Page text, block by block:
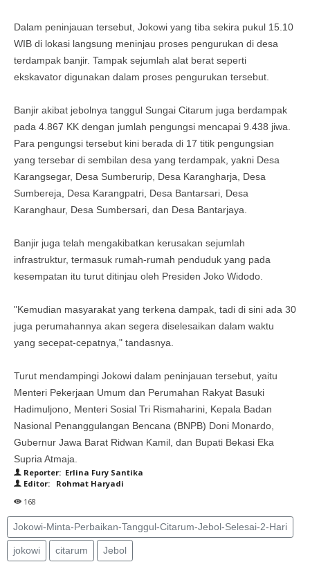
Dalam peninjauan tersebut, Jokowi yang tiba sekira pukul 15.10
WIB di lokasi langsung meninjau proses pengurukan di desa
terdampak banjir. Tampak sejumlah alat berat seperti
ekskavator digunakan dalam proses pengurukan tersebut.
Banjir akibat jebolnya tanggul Sungai Citarum juga berdampak
pada 4.867 KK dengan jumlah pengungsi mencapai 9.438 jiwa.
Para pengungsi tersebut kini berada di 17 titik pengungsian
yang tersebar di sembilan desa yang terdampak, yakni Desa
Karangsegar, Desa Sumberurip, Desa Karangharja, Desa
Sumbereja, Desa Karangpatri, Desa Bantarsari, Desa
Karanghaur, Desa Sumbersari, dan Desa Bantarjaya.
Banjir juga telah mengakibatkan kerusakan sejumlah
infrastruktur, termasuk rumah-rumah penduduk yang pada
kesempatan itu turut ditinjau oleh Presiden Joko Widodo.
"Kemudian masyarakat yang terkena dampak, tadi di sini ada 30
juga perumahannya akan segera diselesaikan dalam waktu
yang secepat-cepatnya," tandasnya.
Turut mendampingi Jokowi dalam peninjauan tersebut, yaitu
Menteri Pekerjaan Umum dan Perumahan Rakyat Basuki
Hadimuljono, Menteri Sosial Tri Rismaharini, Kepala Badan
Nasional Penanggulangan Bencana (BNPB) Doni Monardo,
Gubernur Jawa Barat Ridwan Kamil, dan Bupati Bekasi Eka
Supria Atmaja.
Reporter: Erlina Fury Santika
Editor: Rohmat Haryadi
168
Jokowi-Minta-Perbaikan-Tanggul-Citarum-Jebol-Selesai-2-Hari
jokowi citarum Jebol